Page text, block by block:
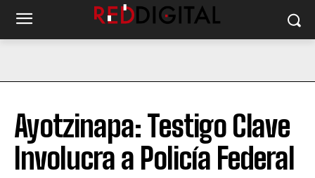
Ayotzinapa: Testigo Clave
Involucra a Policía Federal